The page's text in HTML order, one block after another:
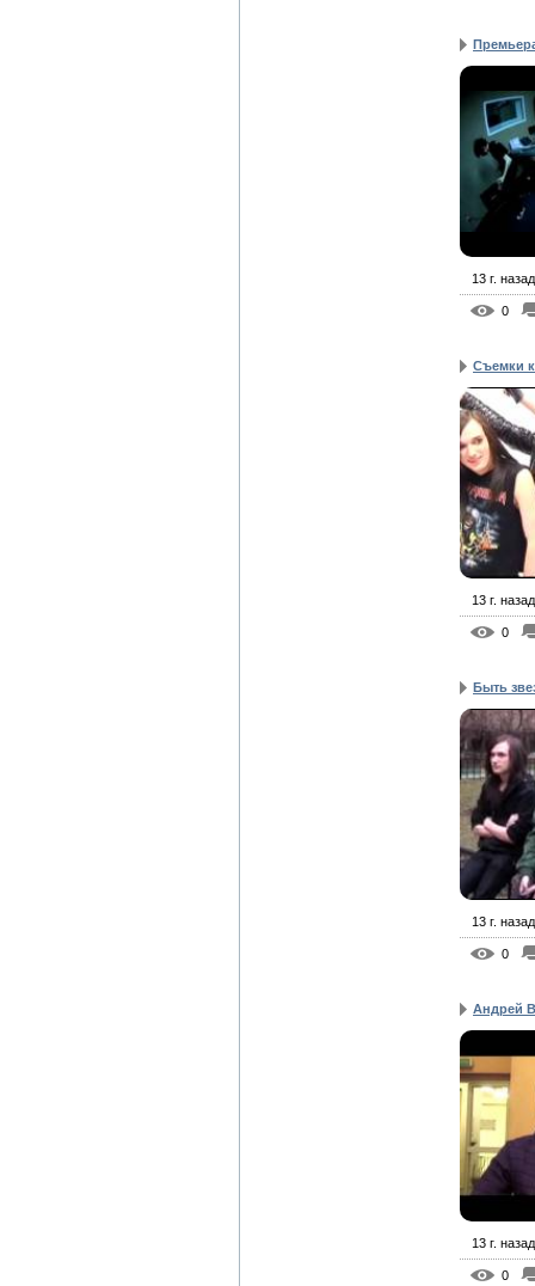
13 г. назад
0
Съемки
13 г. назад
0
Быть
13 г. назад
0
Андрей
13 г. назад
0